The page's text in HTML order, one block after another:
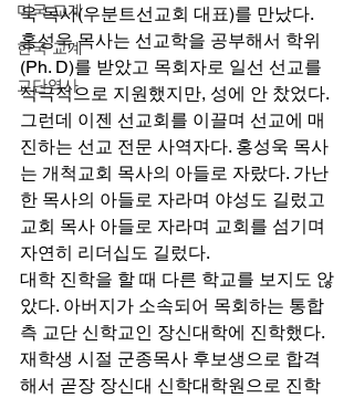
미국 교계
한국 교계
교단역사
욱 목사(우분트선교회 대표)를 만났다.
홍성욱 목사는 선교학을 공부해서 학위
(Ph. D)를 받았고 목회자로 일선 선교를
적극적으로 지원했지만, 성에 안 찼었다.
그런데 이젠 선교회를 이끌며 선교에 매
진하는 선교 전문 사역자다. 홍성욱 목사
는 개척교회 목사의 아들로 자랐다. 가난
한 목사의 아들로 자라며 야성도 길렀고
교회 목사 아들로 자라며 교회를 섬기며
자연히 리더십도 길렀다.
대학 진학을 할 때 다른 학교를 보지도 않
았다. 아버지가 소속되어 목회하는 통합
측 교단 신학교인 장신대학에 진학했다.
재학생 시절 군종목사 후보생으로 합격
해서 곧장 장신대 신학대학원으로 진학